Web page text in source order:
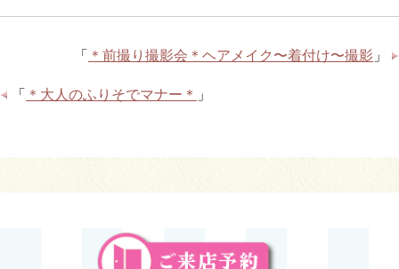
「 ＊前撮り撮影会＊ヘアメイク〜着付け〜撮影 」
「 ＊大人のふりそでマナー＊ 」